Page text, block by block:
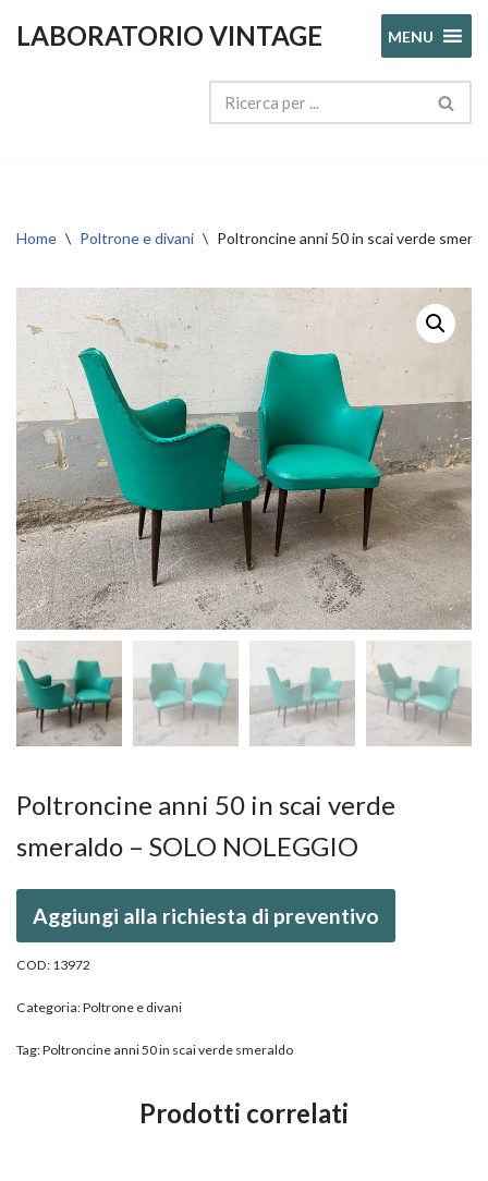
LABORATORIO VINTAGE MENU
Home \ Poltrone e divani \ Poltroncine anni 50 in scai verde
Poltroncine anni 50 in scai verde
smeraldo – SOLO NOLEGGIO
Aggiungi alla richiesta di preventivo
COD: 13972
Categoria:Poltrone e divani
Tag:Poltroncine anni 50 in scai verde smeraldo
Prodotti correlati